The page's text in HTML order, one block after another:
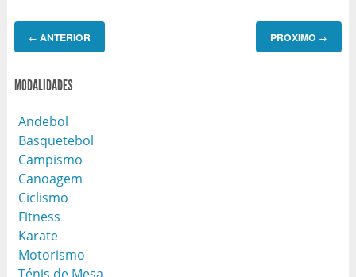
← ANTERIOR PROXIMO →
MODALIDADES
Andebol
Basquetebol
Campismo
Canoagem
Ciclismo
Fitness
Karate
Motorismo